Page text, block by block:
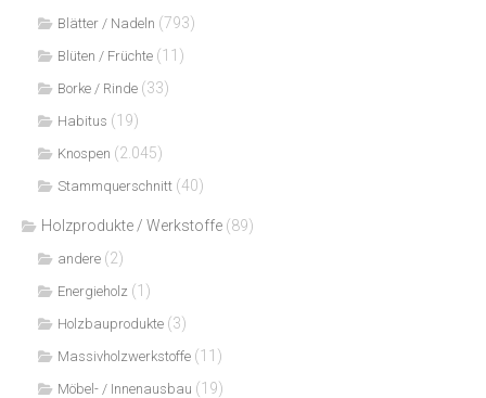
Blätter / Nadeln (793)
Blüten / Früchte (11)
Borke / Rinde (33)
Habitus (19)
Knospen (2.045)
Stammquerschnitt (40)
Holzprodukte / Werkstoffe (89)
andere (2)
Energieholz (1)
Holzbauprodukte (3)
Massivholzwerkstoffe (11)
Möbel- / Innenausbau (19)